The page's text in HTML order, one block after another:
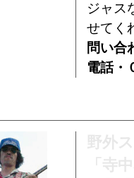
ジャス
せてく
問い合
電話・